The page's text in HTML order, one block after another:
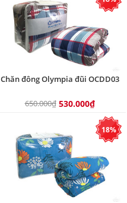
Chăn đông Olympia đũi OCDD03
650.000₫ 530.000₫
18%